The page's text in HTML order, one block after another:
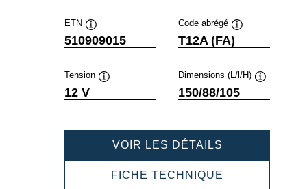
ETN
Infobulle
510909015
Code abrégé
T12A (FA)
Tension
12 V
Dimensions (L/l/H)
150/88/105
VOIR LES DÉTAILS
ACTIVE
510909015
FICHE TECHNIQUE